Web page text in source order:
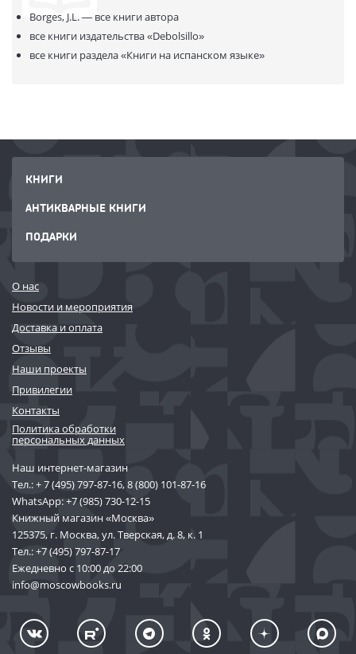
Borges, J.L. — все книги автора
все книги издательства«Debolsillo»
все книги раздела«Книги на испанском языке»
КНИГИ
АНТИКВАРНЫЕ КНИГИ
ПОДАРКИ
О нас
Новости и мероприятия
Доставка и оплата
Отзывы
Наши проекты
Привилегии
Контакты
Политика обработки
персональных данных
Наш интернет-магазин
Тел.:+ 7 (495) 797-87-16,8 (800) 101-87-16
WhatsApp:+7 (985) 730-12-15
Книжный магазин «Москва»
125375, г. Москва, ул. Тверская, д. 8, к. 1
Тел.:+7 (495) 797-87-17
Ежедневно с 10:00 до 22:00
info@moscowbooks.ru